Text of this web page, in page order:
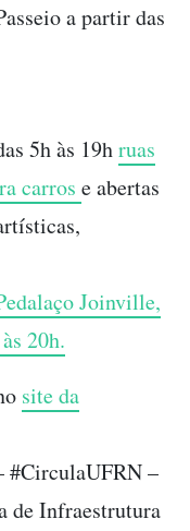
a partir das
5h às 19hruas
carros e abertas
Joinville,
20h.
site da
#CirculaUFRN –
de Infraestrutura